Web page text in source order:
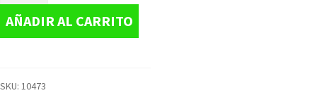
AÑADIR AL CARRITO
SKU: 10473